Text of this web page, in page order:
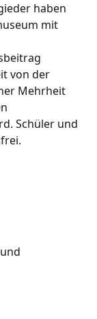
haben
mit
von der
Mehrheit
Schüler und